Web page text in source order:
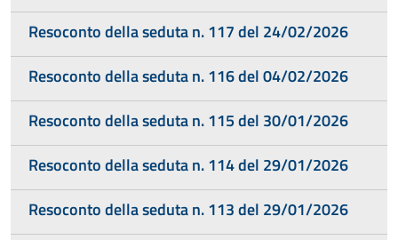
Resoconto della seduta n. 117 del 24/02/2026
Resoconto della seduta n. 116 del 04/02/2026
Resoconto della seduta n. 115 del 30/01/2026
Resoconto della seduta n. 114 del 29/01/2026
Resoconto della seduta n. 113 del 29/01/2026